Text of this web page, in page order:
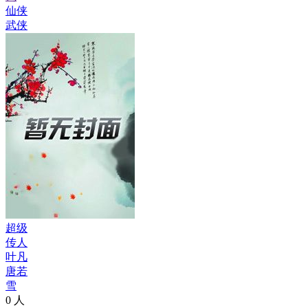
仙侠
武侠
超级
传人
叶凡
唐若
雪
0 人